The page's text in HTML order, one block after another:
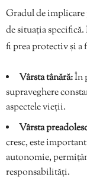
Gradul de
de situația
fi prea protectiv și a
Vârsta tânără:În
supraveghere
aspectele vieții.
Vârsta
cresc, este
autonomie,
responsabilități.